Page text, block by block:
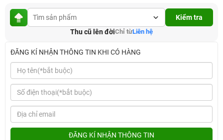
Kiểm tra
Thu cũ lên đờiChỉ từLiên hệ
ĐĂNG KÍ NHẬN THÔNG TIN KHI CÓ HÀNG
ĐĂNG KÍ NHẬN THÔNG TIN